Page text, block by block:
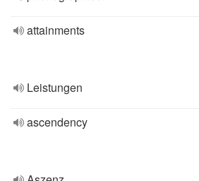
attainments
Leistungen
ascendency